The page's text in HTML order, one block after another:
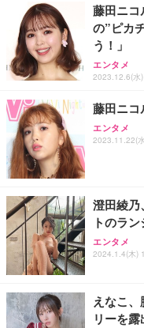
務用 おし
ANDWINT
ッシュ 通
ス圧無段
ト 幅52×
￥4,139
【
HOOTER
グモニタ
像低減 (3
￥34,980
アイリス
ュラー
￥3,731
藤田ニコ
の”ピカ
う！」
エンタメ
2023.12.6(水
藤田ニ
エンタメ
2023.11.22(
澄田綾
トのラ
エンタメ
2024.1.4(木)
えなこ
リーを露